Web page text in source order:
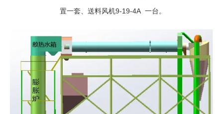
置一套、送料风机9-19-4A 一台。